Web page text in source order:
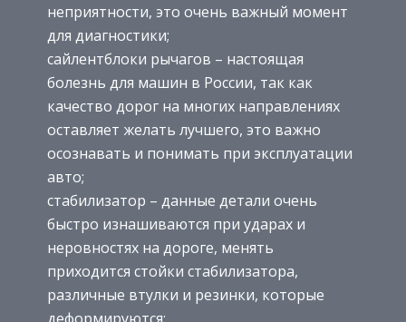
неприятности, это очень важный момент
для диагностики;
сайлентблоки рычагов – настоящая
болезнь для машин в России, так как
качество дорог на многих направлениях
оставляет желать лучшего, это важно
осознавать и понимать при эксплуатации
авто;
стабилизатор – данные детали очень
быстро изнашиваются при ударах и
неровностях на дороге, менять
приходится стойки стабилизатора,
различные втулки и резинки, которые